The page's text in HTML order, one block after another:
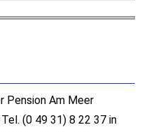
Pension Am Meer
(0 49 31) 8 22 37 in